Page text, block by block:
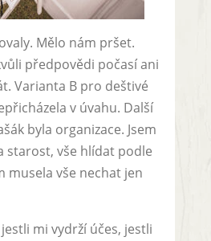
Mělo nám pršet.
předpovědi počasí ani
Varianta B pro deštivé
v úvahu. Další
byla organizace. Jsem
starost, vše hlídat podle
musela vše nechat jen
mi vydrží účes, jestli